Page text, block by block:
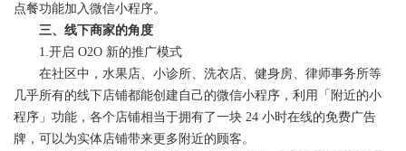
点餐功能加入微信小程序。
三、线下商家的角度
1.开启 O2O 新的推广模式
在社区中，水果店、小诊所、洗衣店、健身房、律师事务所等
几乎所有的线下店铺都能创建自己的微信小程序，利用「附近的小
程序」功能，各个店铺相当于拥有了一块 24 小时在线的免费广告
牌，可以为实体店铺带来更多附近的顾客。